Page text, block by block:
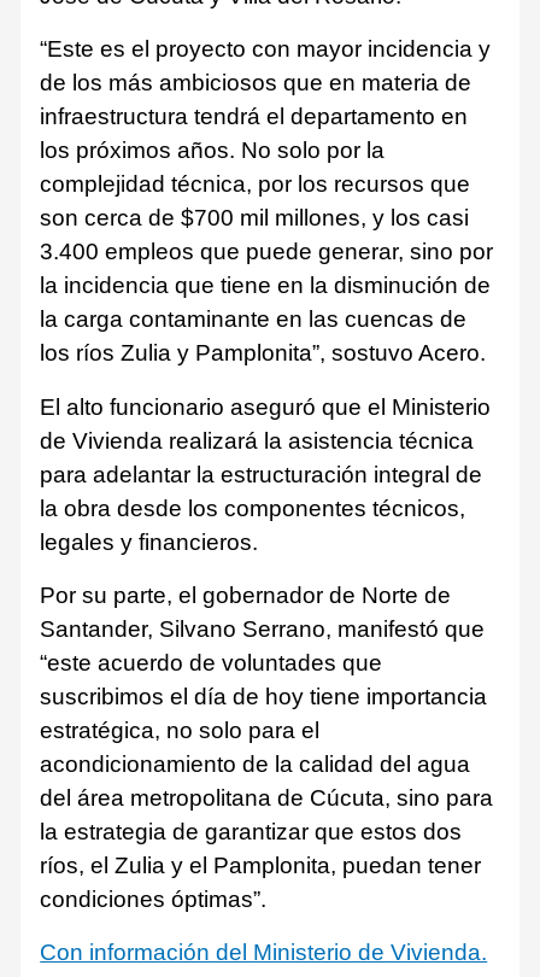
“Este es el proyecto con mayor incidencia y
de los más ambiciosos que en materia de
infraestructura tendrá el departamento en
los próximos años. No solo por la
complejidad técnica, por los recursos que
son cerca de $700 mil millones, y los casi
3.400 empleos que puede generar, sino por
la incidencia que tiene en la disminución de
la carga contaminante en las cuencas de
los ríos Zulia y Pamplonita”, sostuvo Acero.
El alto funcionario aseguró que el Ministerio
de Vivienda realizará la asistencia técnica
para adelantar la estructuración integral de
la obra desde los componentes técnicos,
legales y financieros.
Por su parte, el gobernador de Norte de
Santander, Silvano Serrano, manifestó que
“este acuerdo de voluntades que
suscribimos el día de hoy tiene importancia
estratégica, no solo para el
acondicionamiento de la calidad del agua
del área metropolitana de Cúcuta, sino para
la estrategia de garantizar que estos dos
ríos, el Zulia y el Pamplonita, puedan tener
condiciones óptimas”.
Con información del Ministerio de Vivienda.